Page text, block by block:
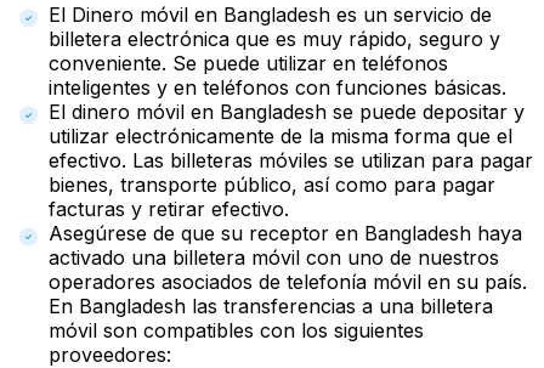
El Dinero móvil en Bangladesh es un servicio de
billetera electrónica que es muy rápido, seguro y
conveniente. Se puede utilizar en teléfonos
inteligentes y en teléfonos con funciones básicas.
El dinero móvil en Bangladesh se puede depositar y
utilizar electrónicamente de la misma forma que el
efectivo. Las billeteras móviles se utilizan para pagar
bienes, transporte público, así como para pagar
facturas y retirar efectivo.
Asegúrese de que su receptor en Bangladesh haya
activado una billetera móvil con uno de nuestros
operadores asociados de telefonía móvil en su país.
En Bangladesh las transferencias a una billetera
móvil son compatibles con los siguientes
proveedores: